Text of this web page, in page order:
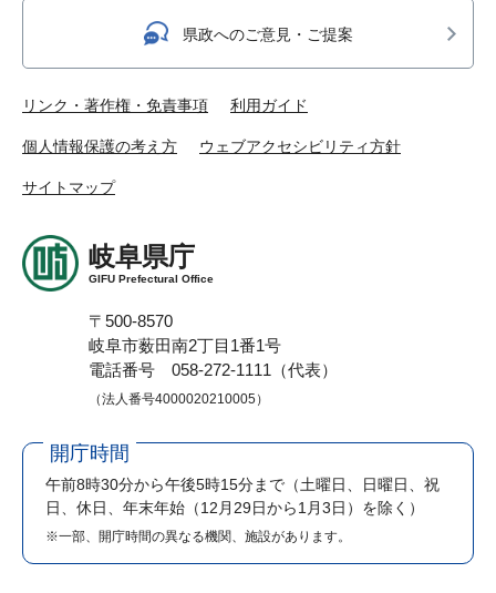
県政へのご意見・ご提案
リンク・著作権・免責事項 利用ガイド
個人情報保護の考え方 ウェブアクセシビリティ方針
サイトマップ
岐阜県庁
GIFU Prefectural Office
〒500-8570
岐阜市薮田南2丁目1番1号
電話番号 058-272-1111（代表）
（法人番号4000020210005）
開庁時間
午前8時30分から午後5時15分まで （土曜日、日曜日、祝
日、休日、年末年始（12月29日から1月3日）を除く）
※一部、開庁時間の異なる機関、施設があります。